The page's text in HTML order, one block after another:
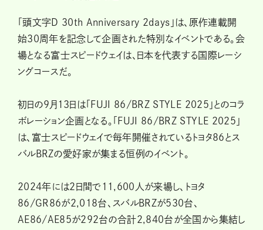
「頭文字D 30th Anniversary 2days」は、原作連載開
始30周年を記念して企画された特別なイベントである。会
場となる富士スピードウェイは、日本を代表する国際レーシ
ングコースだ。
初日の9月13日は「FUJI 86/BRZ STYLE 2025」とのコラ
ボレーション企画となる。「FUJI 86/BRZ STYLE 2025」
は、富士スピードウェイで毎年開催されているトヨタ86とス
バルBRZの愛好家が集まる恒例のイベント。
2024年には2日間で11,600人が来場し、トヨタ
86/GR86が2,018台、スバルBRZが530台、
AE86/AE85が292台の合計2,840台が全国から集結し